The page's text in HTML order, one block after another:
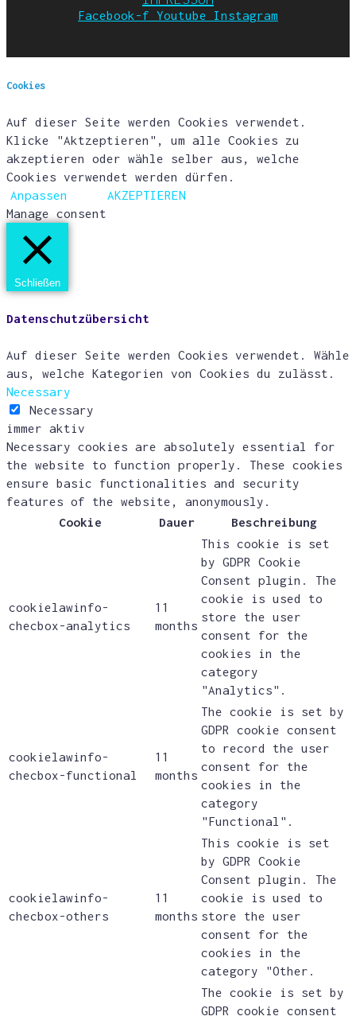
Facebook-f Youtube Instagram
Cookies
Auf dieser Seite werden Cookies verwendet.
Klicke "Aktzeptieren", um alle Cookies zu
akzeptieren oder wähle selber aus, welche
Cookies verwendet werden dürfen.
Anpassen
AKZEPTIEREN
Manage consent
Schließen
Datenschutzübersicht
Auf dieser Seite werden Cookies verwendet. Wähle
aus, welche Kategorien von Cookies du zulässt.
Necessary
Necessary
immer aktiv
Necessary cookies are absolutely essential for
the website to function properly. These cookies
ensure basic functionalities and security
features of the website, anonymously.
Cookie
Dauer Beschreibung
cookielawinfo-
checbox-analytics
11
months
This cookie is set
by GDPR Cookie
Consent plugin. The
cookie is used to
store the user
consent for the
cookies in the
category
"Analytics".
cookielawinfo-
checbox-functional
11
months
The cookie is set by
GDPR cookie consent
to record the user
consent for the
cookies in the
category
"Functional".
cookielawinfo-
checbox-others
11
months
This cookie is set
by GDPR Cookie
Consent plugin. The
cookie is used to
store the user
consent for the
cookies in the
category "Other.
The cookie is set by
GDPR cookie consent